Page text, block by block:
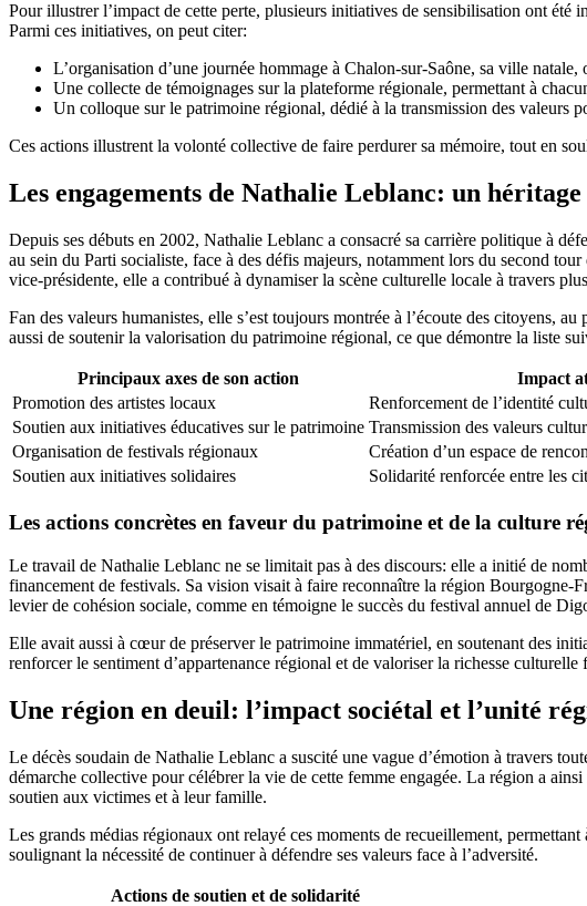
Pour illustrer l’impact de cette perte, plusieurs initiatives de sensibilisation ont été
Parmi ces initiatives, on peut citer:
L’organisation d’une journée hommage à Chalon-sur-Saône, sa ville
Une collecte de témoignages sur la plateforme régionale, permettant à
Un colloque sur le patrimoine régional, dédié à la transmission des valeurs
Ces actions illustrent la volonté collective de faire perdurer sa mémoire, tout en
Les engagements de Nathalie Leblanc: un
Depuis ses débuts en 2002, Nathalie Leblanc a consacré sa carrière politique à
au sein du Parti socialiste, face à des défis majeurs, notamment lors du second
vice-présidente, elle a contribué à dynamiser la scène culturelle locale à travers
Fan des valeurs humanistes, elle s’est toujours montrée à l’écoute des citoyens,
aussi de soutenir la valorisation du patrimoine régional, ce que démontre la liste
Principaux axes de son action
Impact
Promotion des artistes locaux
Renforcement de l’identité
Soutien aux initiatives éducatives sur le patrimoine Transmission des valeurs
Organisation de festivals régionaux
Création d’un espace de
Soutien aux initiatives solidaires
Solidarité renforcée entre les
Les actions concrètes en faveur du patrimoine et de la culture
Le travail de Nathalie Leblanc ne se limitait pas à des discours: elle a initié de
financement de festivals. Sa vision visait à faire reconnaître la région
levier de cohésion sociale, comme en témoigne le succès du festival annuel de
Elle avait aussi à cœur de préserver le patrimoine immatériel, en soutenant des
renforcer le sentiment d’appartenance régional et de valoriser la richesse culturelle
Une région en deuil: l’impact sociétal et l’unité
Le décès soudain de Nathalie Leblanc a suscité une vague d’émotion à travers
démarche collective pour célébrer la vie de cette femme engagée. La région a
soutien aux victimes et à leur famille.
Les grands médias régionaux ont relayé ces moments de recueillement,
soulignant la nécessité de continuer à défendre ses valeurs face à l’adversité.
Actions de soutien et de solidarité